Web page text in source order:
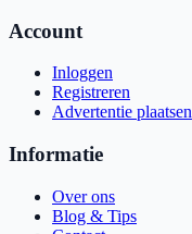
Account
Inloggen
Registreren
Advertentie plaatsen
Informatie
Over ons
Blog & Tips